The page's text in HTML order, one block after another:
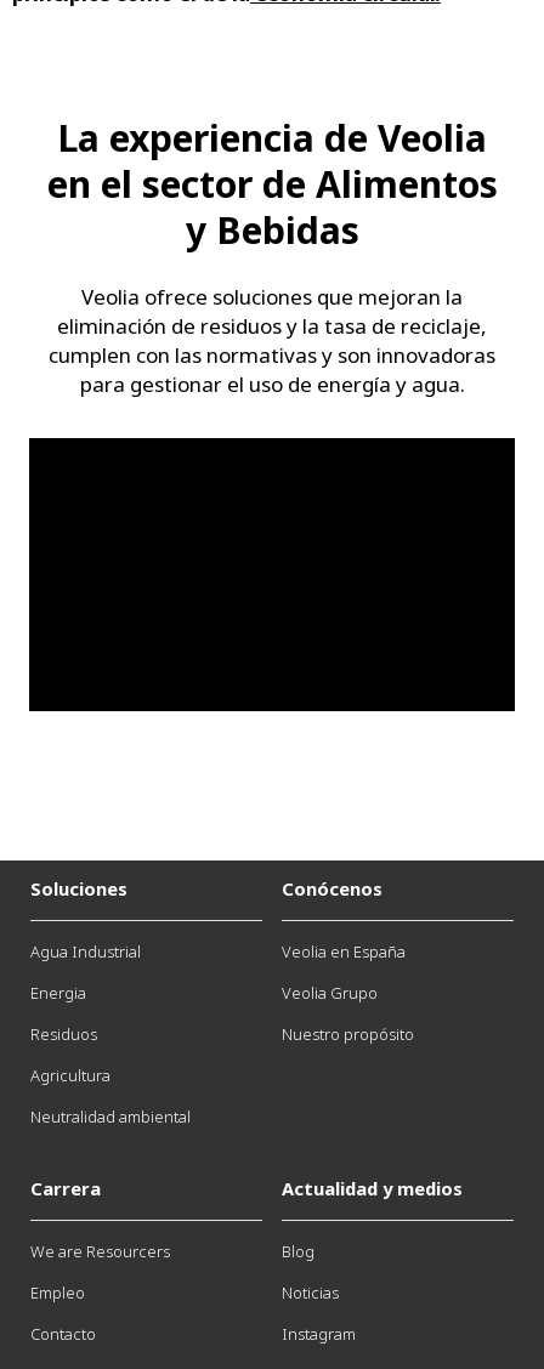
La experiencia de Veolia
en el sector de Alimentos
y Bebidas
Veolia ofrece soluciones que mejoran la
eliminación de residuos y la tasa de reciclaje,
cumplen con las normativas y son innovadoras
para gestionar el uso de energía y agua.
Soluciones
Agua Industrial
Energia
Residuos
Agricultura
Neutralidad ambiental
Conócenos
Veolia en España
Veolia Grupo
Nuestro propósito
Carrera
We are Resourcers
Empleo
Contacto
Actualidad y medios
Blog
Noticias
Instagram